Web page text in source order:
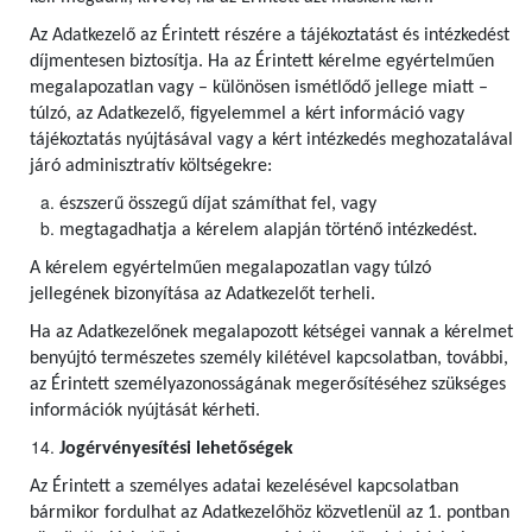
Az Adatkezelő az Érintett részére a tájékoztatást és intézkedést
díjmentesen biztosítja. Ha az Érintett kérelme egyértelműen
megalapozatlan vagy – különösen ismétlődő jellege miatt –
túlzó, az Adatkezelő, figyelemmel a kért információ vagy
tájékoztatás nyújtásával vagy a kért intézkedés meghozatalával
járó adminisztratív költségekre:
észszerű összegű díjat számíthat fel, vagy
megtagadhatja a kérelem alapján történő intézkedést.
A kérelem egyértelműen megalapozatlan vagy túlzó
jellegének bizonyítása az Adatkezelőt terheli.
Ha az Adatkezelőnek megalapozott kétségei vannak a kérelmet
benyújtó természetes személy kilétével kapcsolatban, további,
az Érintett személyazonosságának megerősítéséhez szükséges
információk nyújtását kérheti.
Jogérvényesítési lehetőségek
Az Érintett a személyes adatai kezelésével kapcsolatban
bármikor fordulhat az Adatkezelőhöz közvetlenül az 1. pontban